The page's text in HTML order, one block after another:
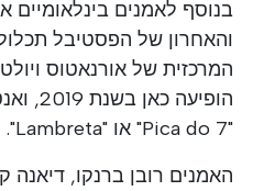
בנוסף לאמנים בינלאומיים
והאחרון של הפסטיבל
המרכזית של אורנאטוס
הופיעה
"Pica do 7" או "Lambreta".
האמנים רובן ברנקו, דיאנה